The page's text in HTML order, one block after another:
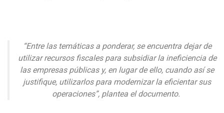
“Entre las temáticas a ponderar, se encuentra dejar de
utilizar recursos fiscales para subsidiar la ineficiencia de
las empresas públicas y, en lugar de ello, cuando así se
justifique, utilizarlos para modernizar la eficientar sus
operaciones”, plantea el documento.